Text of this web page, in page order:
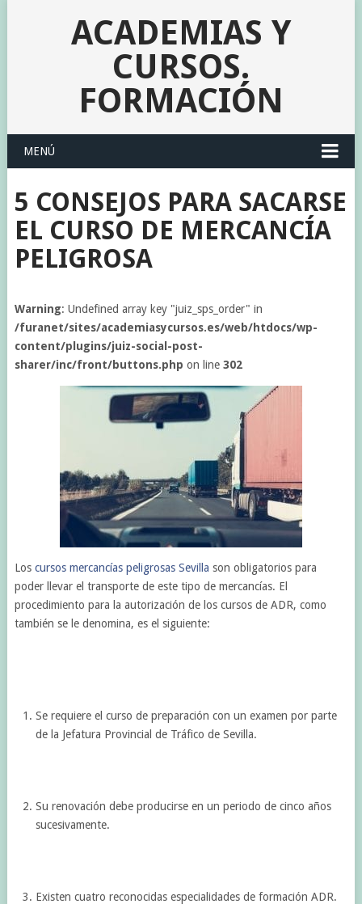
ACADEMIAS Y
CURSOS.
FORMACIÓN
MENÚ
5 CONSEJOS PARA SACARSE
EL CURSO DE MERCANCÍA
PELIGROSA
Warning: Undefined array key "juiz_sps_order" in
/furanet/sites/academiasycursos.es/web/htdocs/wp-
content/plugins/juiz-social-post-
sharer/inc/front/buttons.php on line 302
Los cursos mercancías peligrosas Sevilla son obligatorios para
poder llevar el transporte de este tipo de mercancías. El
procedimiento para la autorización de los cursos de ADR, como
también se le denomina, es el siguiente:
Se requiere el curso de preparación con un examen por parte
de la Jefatura Provincial de Tráfico de Sevilla.
Su renovación debe producirse en un periodo de cinco años
sucesivamente.
Existen cuatro reconocidas especialidades de formación ADR.